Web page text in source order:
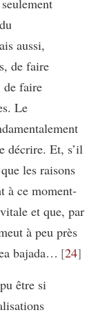
aussi,
de faire
de faire
Le
décrire. Et, s’il
les raisons
à ce moment-
et que, par
à peu près
bajada… 24
être si